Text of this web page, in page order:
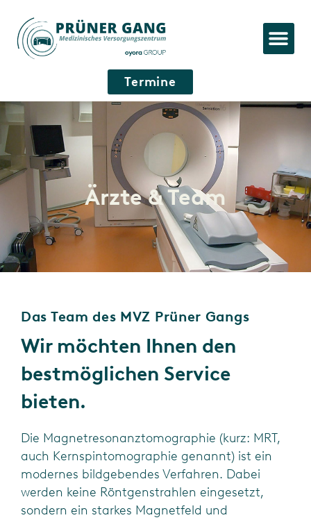
Termine
Ärzte & Team
Das Team des MVZ Prüner Gangs
Wir möchten Ihnen den
bestmöglichen Service
bieten.
Die Magnetresonanztomographie (kurz: MRT,
auch Kernspintomographie genannt) ist ein
modernes bildgebendes Verfahren. Dabei
werden keine Röntgenstrahlen eingesetzt,
sondern ein starkes Magnetfeld und